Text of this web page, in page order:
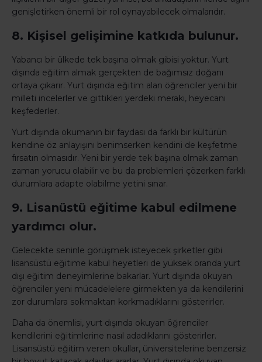
genişletirken önemli bir rol oynayabilecek olmalarıdır.
8. Kişisel gelişimine katkıda bulunur.
Yabancı bir ülkede tek başına olmak gibisi yoktur. Yurt
dışında eğitim almak gerçekten de bağımsız doğanı
ortaya çıkarır. Yurt dışında eğitim alan öğrenciler yeni bir
milleti incelerler ve gittikleri yerdeki merakı, heyecanı
keşfederler.
Yurt dışında okumanın bir faydası da farklı bir kültürün
kendine öz anlayışını benimserken kendini de keşfetme
fırsatın olmasıdır. Yeni bir yerde tek başına olmak zaman
zaman yorucu olabilir ve bu da problemleri çözerken farklı
durumlara adapte olabilme yetini sınar.
9. Lisanüstü eğitime kabul edilmene
yardımcı olur.
Gelecekte seninle görüşmek isteyecek şirketler gibi
lisansüstü eğitime kabul heyetleri de yüksek oranda yurt
dışı eğitim deneyimlerine bakarlar. Yurt dışında okuyan
öğrenciler yeni mücadelelere girmekten ya da kendilerini
zor durumlara sokmaktan korkmadıklarını gösterirler.
Daha da önemlisi, yurt dışında okuyan öğrenciler
kendilerini eğitimlerine nasıl adadıklarını gösterirler.
Lisansüstü eğitim veren okullar, üniversitelerine benzersiz